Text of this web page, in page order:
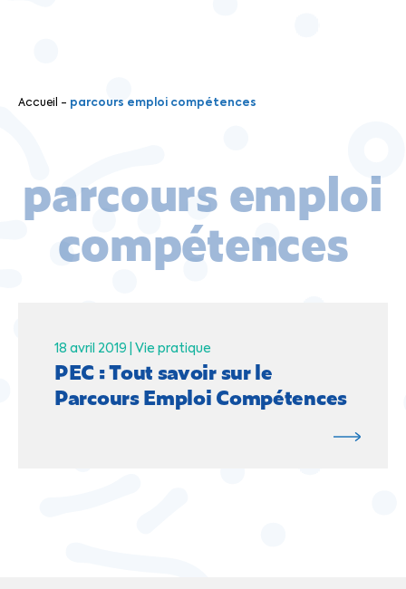
Accueil - parcours emploi compétences
parcours emploi
compétences
18 avril 2019 | Vie pratique
PEC : Tout savoir sur le
Parcours Emploi Compétences